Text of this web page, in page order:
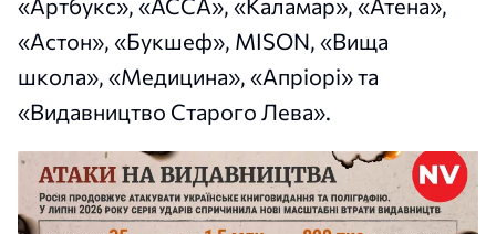
«Артбукс», «АССА», «Каламар», «Атена»,
«Астон», «Букшеф», MISON, «Вища
школа», «Медицина», «Апріорі» та
«Видавництво Старого Лева».